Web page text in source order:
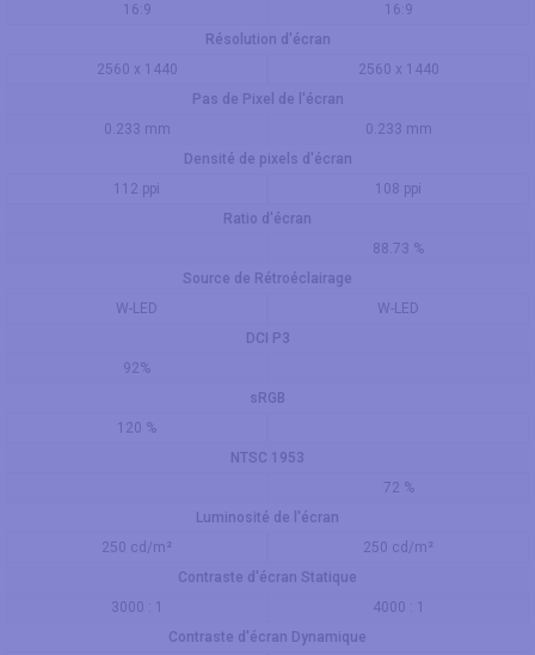
16:9
16:9
Résolution d'écran
2560 x 1440
2560 x 1440
Pas de Pixel de l'écran
0.233 mm
0.233 mm
Densité de pixels d'écran
112 ppi
108 ppi
Ratio d'écran
88.73 %
Source de Rétroéclairage
W-LED
W-LED
DCI P3
92%
sRGB
120 %
NTSC 1953
72 %
Luminosité de l'écran
250 cd/m²
250 cd/m²
Contraste d'écran Statique
3000 : 1
4000 : 1
Contraste d'écran Dynamique